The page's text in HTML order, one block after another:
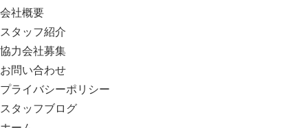
会社概要
スタッフ紹介
協力会社募集
お問い合わせ
プライバシーポリシー
スタッフブログ